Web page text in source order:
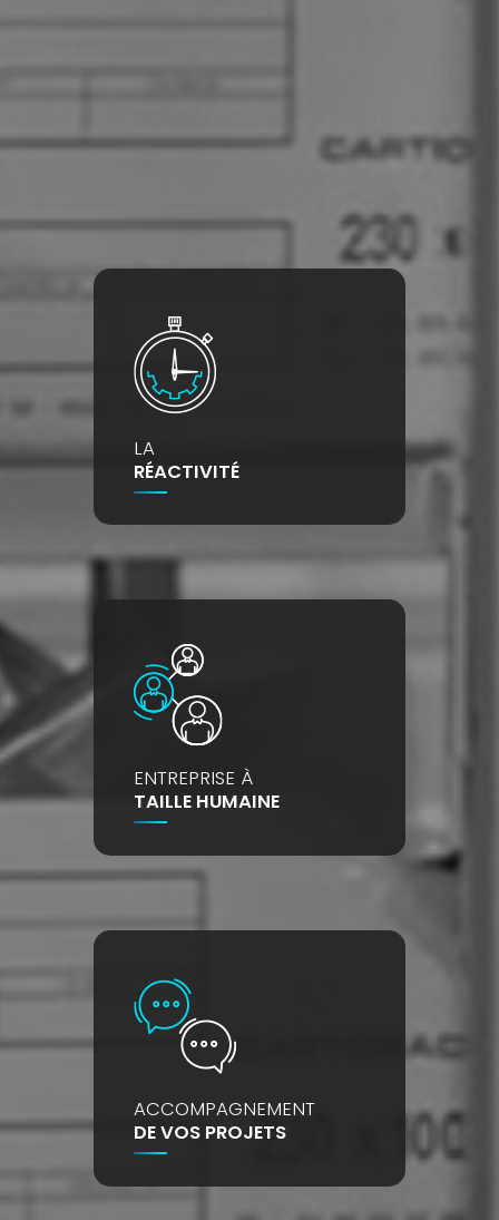
LA
RÉACTIVITÉ
ENTREPRISE À
TAILLE HUMAINE
ACCOMPAGNEMENT
DE VOS PROJETS